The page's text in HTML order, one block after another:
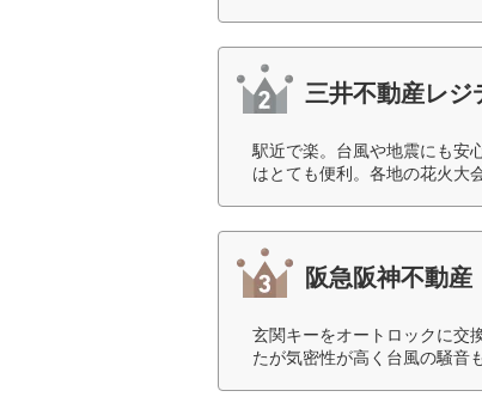
三井不動産レジ
駅近で楽。台風や地震にも安
はとても便利。各地の花火大
阪急阪神不動産
玄関キーをオートロックに交
たが気密性が高く台風の騒音